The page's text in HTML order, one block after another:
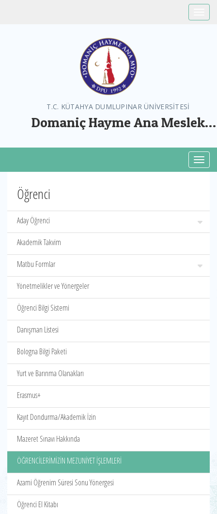
T.C. KÜTAHYA DUMLUPINAR ÜNİVERSİTESİ
Domaniç Hayme Ana Meslek
Öğrenci
Aday Öğrenci
Akademik Takvim
Matbu Formlar
Yönetmelikler ve Yönergeler
Öğrenci Bilgi Sistemi
Danışman Listesi
Bologna Bilgi Paketi
Yurt ve Barınma Olanakları
Erasmus+
Kayıt Dondurma/Akademik İzin
Mazeret Sınavı Hakkında
ÖĞRENCİLERİMİZİN MEZUNİYET İŞLEMLERİ
Azami Öğrenim Süresi Sonu Yönergesi
Öğrenci El Kitabı